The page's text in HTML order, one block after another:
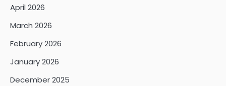
April 2026
March 2026
February 2026
January 2026
December 2025